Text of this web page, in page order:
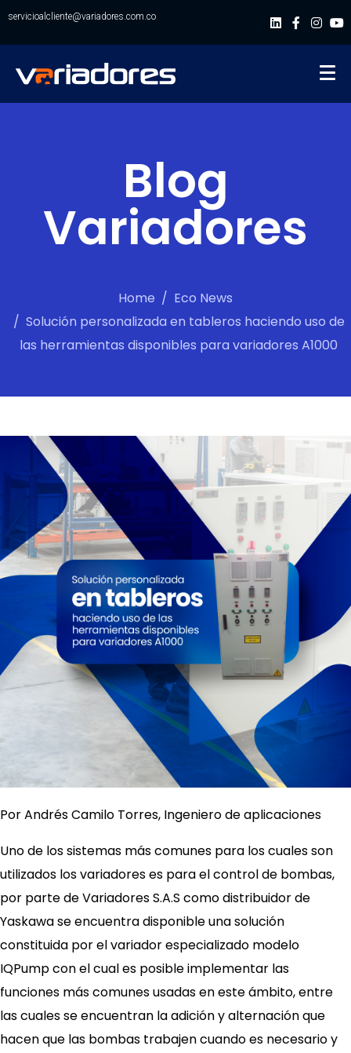
servicioalcliente@variadores.com.co
Blog
Variadores
Home
Eco News
Solución personalizada en tableros haciendo uso de
las herramientas disponibles para variadores A1000
Por Andrés Camilo Torres, Ingeniero de aplicaciones
Uno de los sistemas más comunes para los cuales son
utilizados los variadores es para el control de bombas,
por parte de Variadores S.A.S como distribuidor de
Yaskawa se encuentra disponible una solución
constituida por el variador especializado modelo
IQPump con el cual es posible implementar las
funciones más comunes usadas en este ámbito, entre
las cuales se encuentran la adición y alternación que
hacen que las bombas trabajen cuando es necesario y